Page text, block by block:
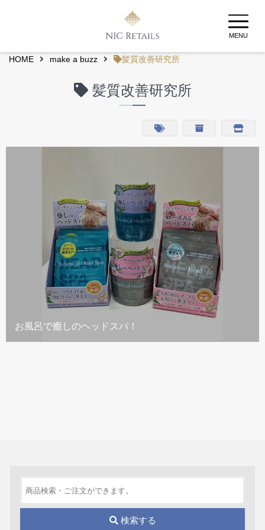
MENU
HOME make a buzz 髪質改善研究所
髪質改善研究所
お風呂で癒しのヘッドスパ！
検索する